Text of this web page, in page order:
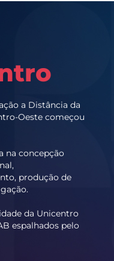
a Distância da
Oeste começou
na concepção
produção de
da Unicentro
espalhados pelo